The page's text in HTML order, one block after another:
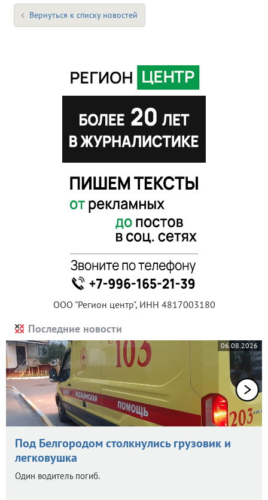
Вернуться к списку новостей
ООО "Регион центр", ИНН 4817003180
Последние новости
06.08.2026
Под Белгородом столкнулись грузовик и
легковушка
Один водитель погиб.